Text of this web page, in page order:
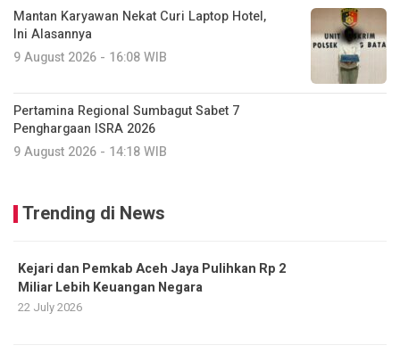
Mantan Karyawan Nekat Curi Laptop Hotel,
Ini Alasannya
9 August 2026 - 16:08 WIB
Pertamina Regional Sumbagut Sabet 7
Penghargaan ISRA 2026
9 August 2026 - 14:18 WIB
Trending di News
Kejari dan Pemkab Aceh Jaya Pulihkan Rp 2
Miliar Lebih Keuangan Negara
22 July 2026